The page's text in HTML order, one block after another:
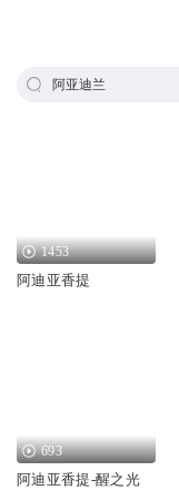
阿亚迪兰
1453
阿迪亚香提
693
阿迪亚香提-醒之光